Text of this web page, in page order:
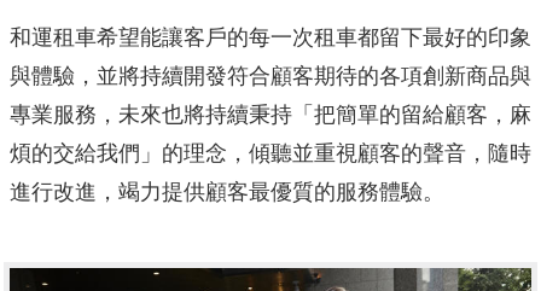
和運租車希望能讓客戶的每一次租車都留下最好的印象
與體驗，並將持續開發符合顧客期待的各項創新商品與
專業服務，未來也將持續秉持「把簡單的留給顧客，麻
煩的交給我們」的理念，傾聽並重視顧客的聲音，隨時
進行改進，竭力提供顧客最優質的服務體驗。